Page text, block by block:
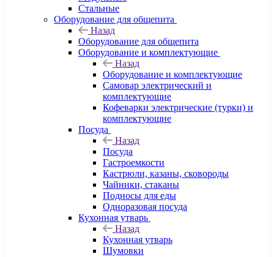
Стальные
Оборудование для общепита
Назад
Оборудование для общепита
Оборудование и комплектующие
Назад
Оборудование и комплектующие
Самовар электрический и
комплектующие
Кофеварки электрические (турки) и
комплектующие
Посуда
Назад
Посуда
Гастроемкости
Кастрюли, казаны, сковороды
Чайники, стаканы
Подносы для еды
Одноразовая посуда
Кухонная утварь
Назад
Кухонная утварь
Шумовки